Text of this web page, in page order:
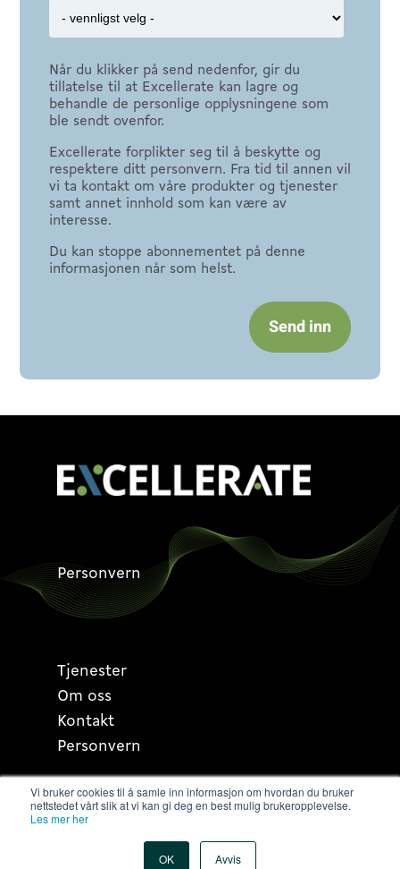
Vi bruker cookies til å samle inn informasjon om hvordan du bruker
nettstedet vårt slik at vi kan gi deg en best mulig brukeropplevelse.
Les mer her
OK Avvis
Når du klikker på send nedenfor, gir du
tillatelse til at Excellerate kan lagre og
behandle de personlige opplysningene som
ble sendt ovenfor.
Excellerate forplikter seg til å beskytte og
respektere ditt personvern. Fra tid til annen vil
vi ta kontakt om våre produkter og tjenester
samt annet innhold som kan være av
interesse.
Du kan stoppe abonnementet på denne
informasjonen når som helst.
Personvern
Tjenester
Om oss
Kontakt
Personvern
+47 22 49 00 00